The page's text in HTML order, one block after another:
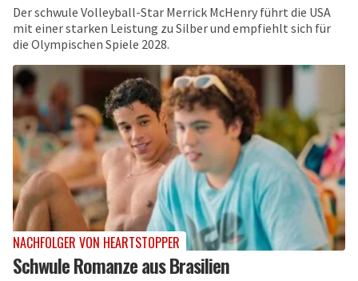
Der schwule Volleyball-Star Merrick McHenry führt die USA
mit einer starken Leistung zu Silber und empfiehlt sich für
die Olympischen Spiele 2028.
NACHFOLGER VON HEARTSTOPPER
Schwule Romanze aus Brasilien